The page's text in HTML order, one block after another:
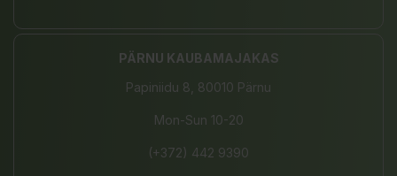
PÄRNU KAUBAMAJAKAS
Papiniidu 8, 80010 Pärnu
Mon-Sun 10-20
(+372) 442 9390